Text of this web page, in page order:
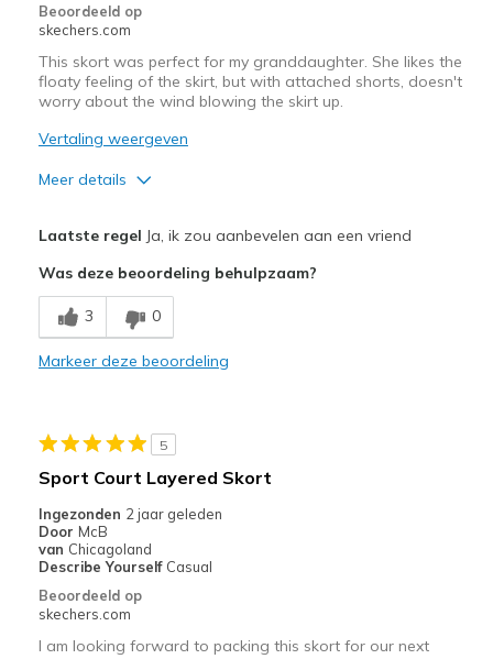
Special Occasions
Travel
Width
Feels true to width
Sizing
Feels true to size
Beoordeeld op
skechers.com
This skort was perfect for my granddaughter. She likes the
floaty feeling of the skirt, but with attached shorts, doesn't
worry about the wind blowing the skirt up.
Vertaling weergeven
Meer details
Beste toepassingen
Casual Wear
Laatste regel Ja, ik zou aanbevelen aan een vriend
Was deze beoordeling behulpzaam?
3 0
Markeer deze beoordeling
5
Sport Court Layered Skort
Ingezonden 2 jaar geleden
Door McB
van Chicagoland
Describe Yourself Casual
Beoordeeld op
skechers.com
I am looking forward to packing this skort for our next